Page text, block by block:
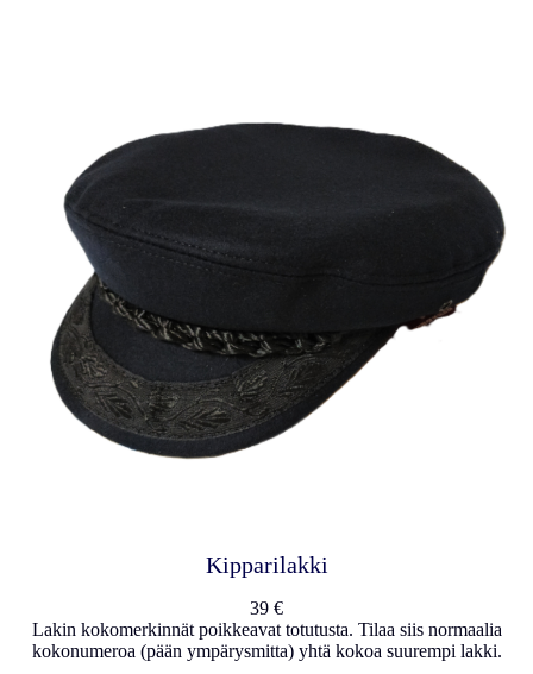
Kipparilakki
39 €
Lakin kokomerkinnät poikkeavat totutusta. Tilaa siis normaalia
kokonumeroa (pään ympärysmitta) yhtä kokoa suurempi lakki.